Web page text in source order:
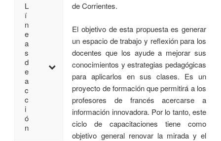
de Corrientes.
El objetivo de esta propuesta es generar
un espacio de trabajo y reflexión para los
docentes que los ayude a mejorar sus
conocimientos y estrategias pedagógicas
para aplicarlos en sus clases. Es un
proyecto de formación que permitirá a los
profesores de francés acercarse a
información innovadora. Por lo tanto, este
ciclo de capacitaciones tiene como
objetivo general renovar la mirada y el
L
í
n
e
a
s
d
e
a
c
c
i
ó
n